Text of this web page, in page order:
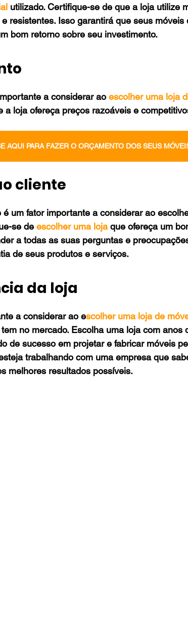
utilizado. Certifique-se de que a loja utilize
resistentes. Isso garantirá que seus
bom retorno sobre seu investimento.
a considerar ao escolher uma loja
a loja ofereça preços razoáveis e
AQUI PARA FAZER O ORÇAMENTO DOS SEUS
cliente
um fator importante a considerar ao
se de escolher uma loja que ofereça um
a todas as suas perguntas e
de seus produtos e serviços.
da loja
a considerar ao escolher uma loja de
no mercado. Escolha uma loja com anos
de sucesso em projetar e fabricar móveis
trabalhando com uma empresa que
melhores resultados possíveis.